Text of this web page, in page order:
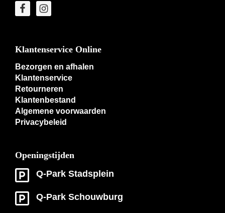
Klantenservice Online
Bezorgen en afhalen
Klantenservice
Retourneren
Klantenbestand
Algemene voorwaarden
Privacybeleid
Openingstijden
Q-Park Stadsplein
Q-Park Schouwburg